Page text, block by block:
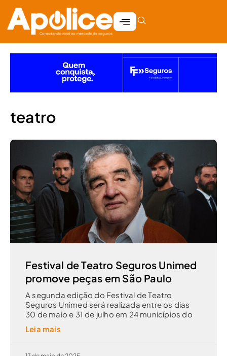
teatro
Festival de Teatro Seguros Unimed
promove peças em São Paulo
A segunda edição do Festival de Teatro
Seguros Unimed será realizada entre os dias
30 de maio e 31 de julho em 24 municípios do
Leia mais